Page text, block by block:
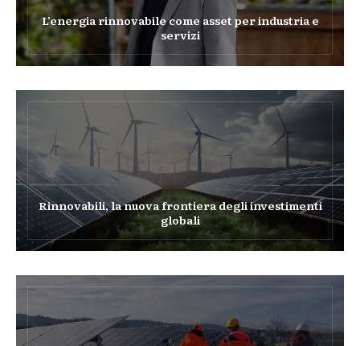
L’energia rinnovabile come asset per industria e
servizi
Rinnovabili, la nuova frontiera degli investimenti
globali